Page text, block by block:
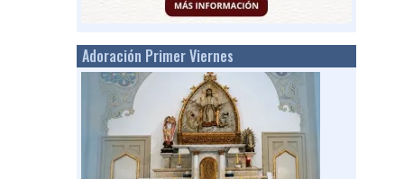
Adoración Primer Viernes